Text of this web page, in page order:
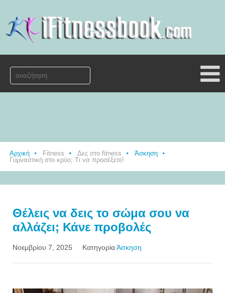
Αρχική Fitness Δες στο fitness
Άσκηση
Γυμναστική στο κρύο; Τι να προσέξετε!
Θέλεις να δεις το σώμα σου να
αλλάζει; Κάνε προβολές
Νοεμβρίου 7, 2025 ΚατηγορίαΆσκηση